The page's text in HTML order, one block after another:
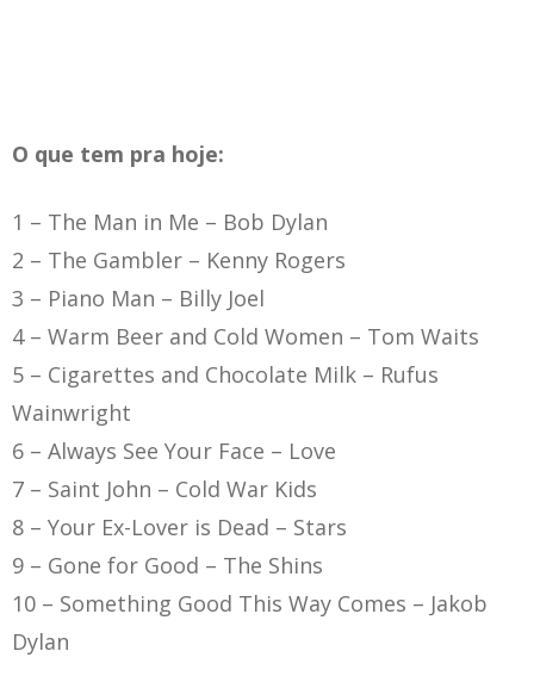
O que tem pra hoje:
1 – The Man in Me – Bob Dylan
2 – The Gambler – Kenny Rogers
3 – Piano Man – Billy Joel
4 – Warm Beer and Cold Women – Tom Waits
5 – Cigarettes and Chocolate Milk – Rufus
Wainwright
6 – Always See Your Face – Love
7 – Saint John – Cold War Kids
8 – Your Ex-Lover is Dead – Stars
9 – Gone for Good – The Shins
10 – Something Good This Way Comes – Jakob
Dylan